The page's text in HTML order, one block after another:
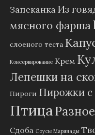
ЗапеканкаИз
мясного фарша
слоеного теста
Консервирование Крем
Лепешки на
Пироги Пирожки с
ПтицаРазное
Сдоба Соусы Маринады